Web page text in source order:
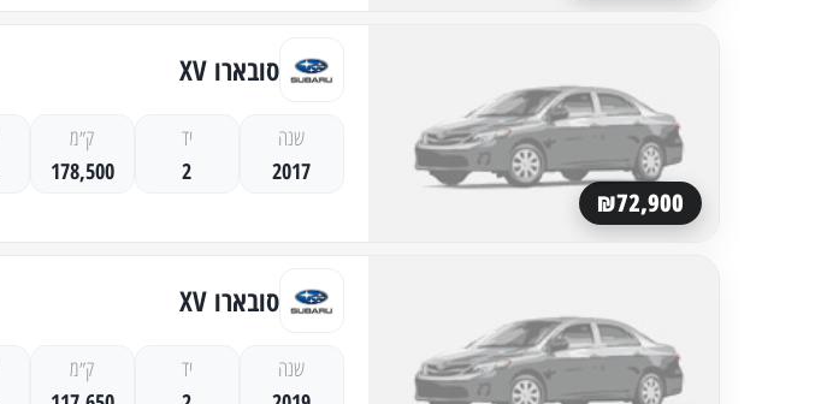
₪72,900
סובארו XV
שנה
2017
יד
2
ק״מ
178,500
סובארו XV
שנה
יד
ק״מ